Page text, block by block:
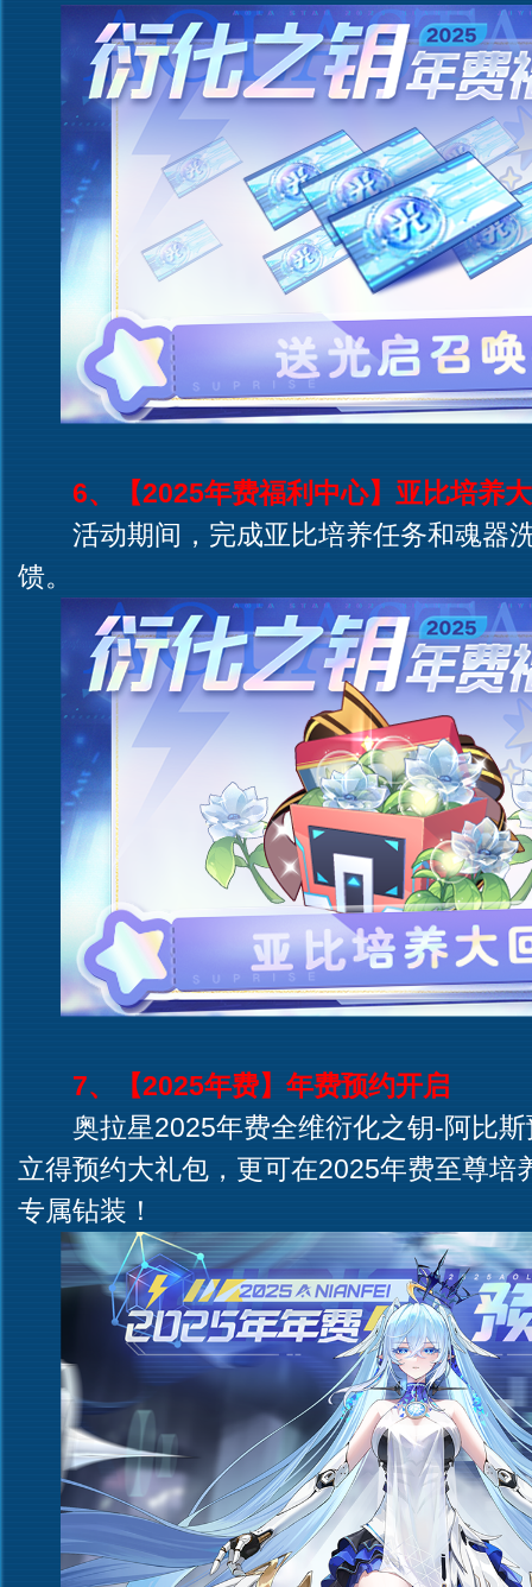
6、【2025年费福利中心】亚比培养
活动期间，完成亚比培养任务和魂器
馈。
7、【2025年费】年费预约开启
奥拉星2025年费全维衍化之钥-阿比斯
立得预约大礼包，更可在2025年费至尊培
专属钻装！